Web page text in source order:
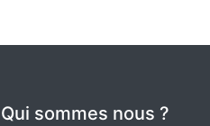
Qui sommes nous ?